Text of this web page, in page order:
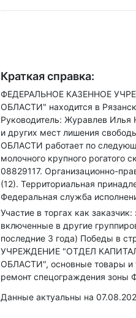
Краткая справка:
ФЕДЕРАЛЬНОЕ КАЗЕННОЕ
ОБЛАСТИ" находится в
Руководитель: Журавлев Илья
и других мест лишения
ОБЛАСТИ работает по
молочного крупного рогатого
08829117. Организационно-
(12). Территориальная
Федеральная служба
Участие в торгах как
включенные в другие
последние 3 года) Победы в
УЧРЕЖДЕНИЕ "ОТДЕЛ
ОБЛАСТИ", основные товары и
ремонт спецограждения зоны
Данные актуальны на